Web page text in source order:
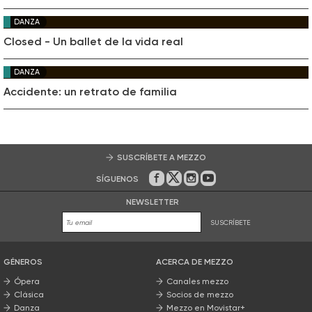
DANZA
Closed - Un ballet de la vida real
DANZA
Accidente: un retrato de familia
SUSCRÍBETE A MEZZO
SÍGUENOS En Facebook
En Twitter
En Instagram
En Youtube
NEWSLETTER
SUSCRÍBETE
GÉNEROS
Ópera
Clásica
Danza
ACERCA DE MEZZO
Canales mezzo
Socios de mezzo
Mezzo en Movistar+